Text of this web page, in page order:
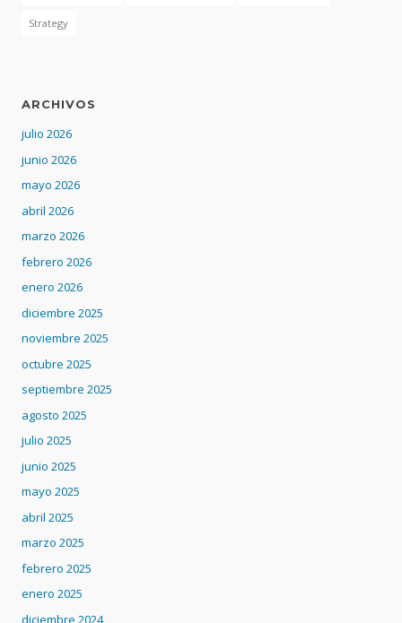
Strategy
ARCHIVOS
julio 2026
junio 2026
mayo 2026
abril 2026
marzo 2026
febrero 2026
enero 2026
diciembre 2025
noviembre 2025
octubre 2025
septiembre 2025
agosto 2025
julio 2025
junio 2025
mayo 2025
abril 2025
marzo 2025
febrero 2025
enero 2025
diciembre 2024